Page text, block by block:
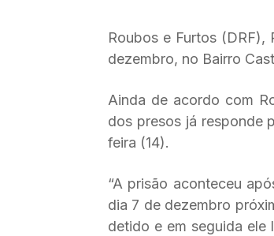
Roubos e Furtos
dezembro, no Bairro
Ainda de acordo com
dos presos já responde
feira (14).
“A prisão aconteceu
dia 7 de dezembro
detido e em seguida ele